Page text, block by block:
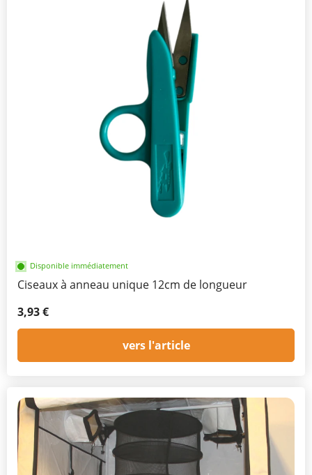
Disponible immédiatement
Ciseaux à anneau unique 12cm de longueur
3,93 €
vers l'article